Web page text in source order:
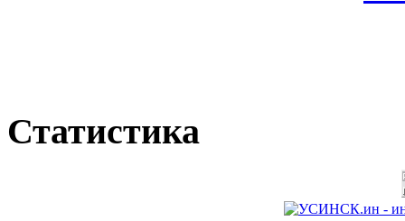
Статистика